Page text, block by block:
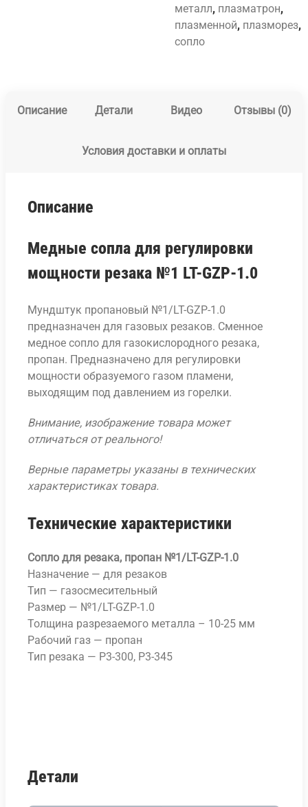
металл, плазматрон,
плазменной, плазморез,
сопло
Описание Детали Видео Отзывы (0)
Условия доставки и оплаты
Описание
Медные сопла для регулировки
мощности резака №1 LT-GZP-1.0
Мундштук пропановый №1/LT-GZP-1.0
предназначен для газовых резаков. Сменное
медное сопло для газокислородного резака,
пропан. Предназначено для регулировки
мощности образуемого газом пламени,
выходящим под давлением из горелки.
Внимание, изображение товара может
отличаться от реального!
Верные параметры указаны в технических
характеристиках товара.
Технические характеристики
Сопло для резака, пропан №1/LT-GZP-1.0
Назначение — для резаков
Тип — газосмесительный
Размер — №1/LT-GZP-1.0
Толщина разрезаемого металла – 10-25 мм
Рабочий газ — пропан
Тип резака — Р3-300, Р3-345
Детали